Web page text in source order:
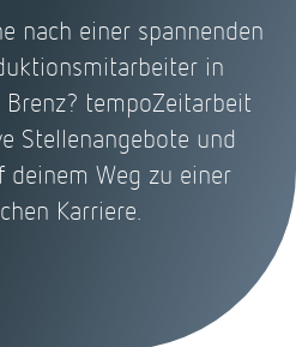
nach einer spannenden
in
tempoZeitarbeit
Stellenangebote und
deinem Weg zu einer
Karriere.